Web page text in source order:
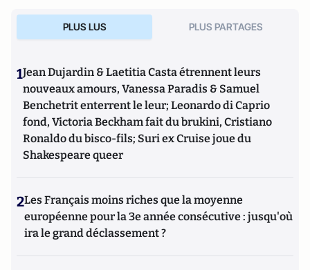
PLUS LUS PLUS PARTAGES
1Jean Dujardin & Laetitia Casta étrennent leurs
nouveaux amours, Vanessa Paradis & Samuel
Benchetrit enterrent le leur; Leonardo di Caprio
fond, Victoria Beckham fait du brukini, Cristiano
Ronaldo du bisco-fils; Suri ex Cruise joue du
Shakespeare queer
2Les Français moins riches que la moyenne
européenne pour la 3e année consécutive : jusqu'où
ira le grand déclassement ?